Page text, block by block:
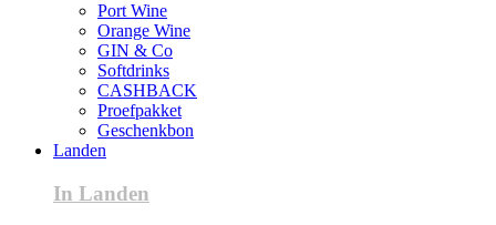
Port Wine
Orange Wine
GIN & Co
Softdrinks
CASHBACK
Proefpakket
Geschenkbon
Landen
In Landen